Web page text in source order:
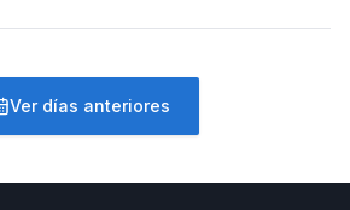
Ver días anteriores